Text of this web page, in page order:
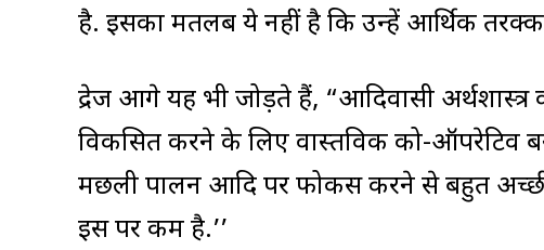
है. इसका मतलब ये नहीं है कि उन्हें आर्थिक
द्रेज आगे यह भी जोड़ते हैं, “आदिवासी
विकसित करने के लिए वास्तविक को-ऑपरेटिव
मछली पालन आदि पर फोकस करने से बहुत
इस पर कम है.’’